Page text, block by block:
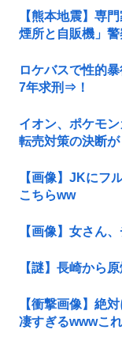
【熊本地震】専
煙所と自販機」
ロケバスで性的
7年求刑⇒！
イオン、ポケモ
転売対策の決断が
【画像】JKにフ
こちらww
【画像】女さん
【謎】長崎から
【衝撃画像】絶
凄すぎるwwwこ